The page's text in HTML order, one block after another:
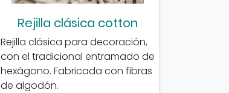
Rejilla clásica cotton
Rejilla clásica para decoración,
con el tradicional entramado de
hexágono. Fabricada con fibras
de algodón.